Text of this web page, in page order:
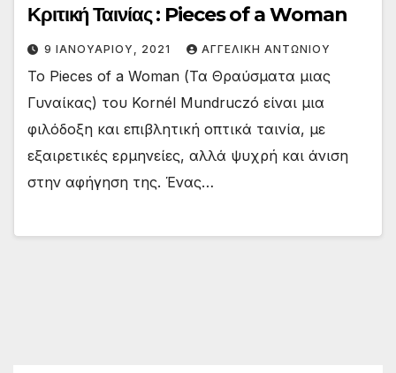
Κριτική Ταινίας : Pieces of a Woman
9 ΙΑΝΟΥΑΡΊΟΥ, 2021 ΑΓΓΕΛΙΚΉ ΑΝΤΩΝΊΟΥ
Το Pieces of a Woman (Τα Θραύσματα μιας
Γυναίκας) του Kornél Mundruczó είναι μια
φιλόδοξη και επιβλητική οπτικά ταινία, με
εξαιρετικές ερμηνείες, αλλά ψυχρή και άνιση
στην αφήγηση της. Ένας…